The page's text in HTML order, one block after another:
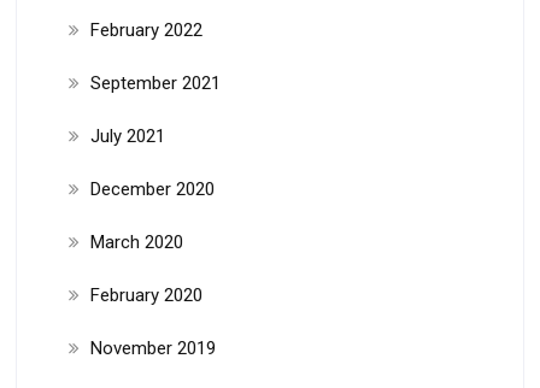
February 2022
September 2021
July 2021
December 2020
March 2020
February 2020
November 2019